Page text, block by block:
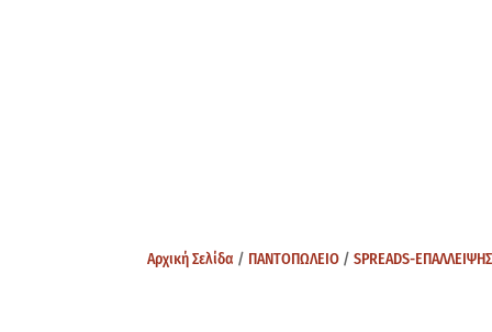
Αρχική Σελίδα / ΠΑΝΤΟΠΩΛΕΙΟ /SPREADS-ΕΠΑΛΛΕΙΨΗΣ